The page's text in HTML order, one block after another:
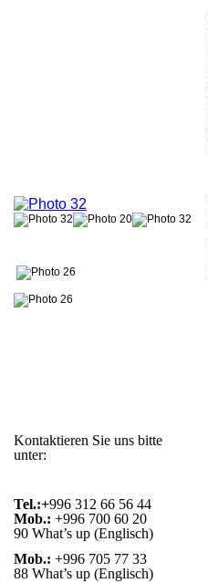
Kontaktieren Sie uns bitte
unter:
Tel.:+996 312 66 56 44
Mob.: +996 700 60 20
90 What’s up (Englisch)
Mob.: +996 705 77 33
88 What’s up (Englisch)